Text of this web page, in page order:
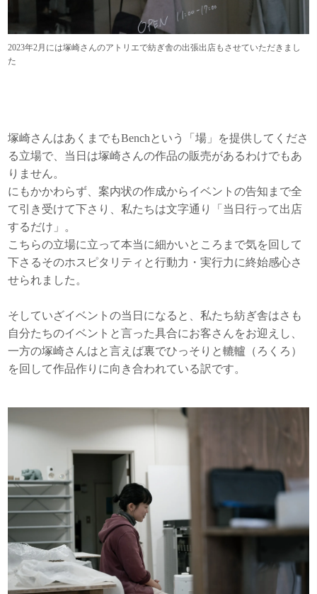
2023年2月には塚崎さんのアトリエで紡ぎ舎の出張出店もさせていただきまし
た
塚崎さんはあくまでもBenchという「場」を提供してくださ
る立場で、当日は塚崎さんの作品の販売があるわけでもあ
りません。
にもかかわらず、案内状の作成からイベントの告知まで全
て引き受けて下さり、私たちは文字通り「当日行って出店
するだけ」。
こちらの立場に立って本当に細かいところまで気を回して
下さるそのホスピタリティと行動力・実行力に終始感心さ
せられました。
そしていざイベントの当日になると、私たち紡ぎ舎はさも
自分たちのイベントと言った具合にお客さんをお迎えし、
一方の塚崎さんはと言えば裏でひっそりと轆轤（ろくろ）
を回して作品作りに向き合われている訳です。